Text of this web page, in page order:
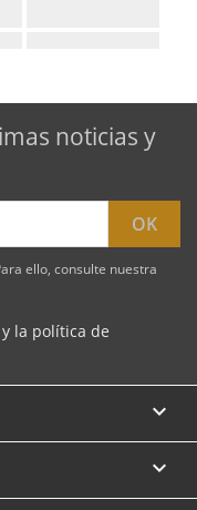
noticias y
ello, consulte nuestra
la política de

